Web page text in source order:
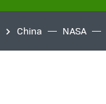
China NASA